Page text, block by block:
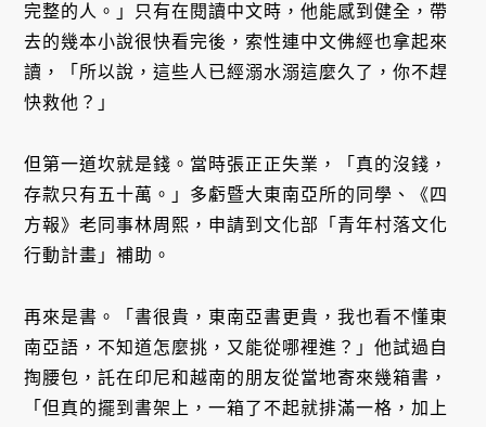
完整的人。」只有在閱讀中文時，他能感到健全，帶
去的幾本小說很快看完後，索性連中文佛經也拿起來
讀，「所以說，這些人已經溺水溺這麼久了，你不趕
快救他？」
但第一道坎就是錢。當時張正正失業，「真的沒錢，
存款只有五十萬。」多虧暨大東南亞所的同學、《四
方報》老同事林周熙，申請到文化部「青年村落文化
行動計畫」補助。
再來是書。「書很貴，東南亞書更貴，我也看不懂東
南亞語，不知道怎麼挑，又能從哪裡進？」他試過自
掏腰包，託在印尼和越南的朋友從當地寄來幾箱書，
「但真的擺到書架上，一箱了不起就排滿一格，加上